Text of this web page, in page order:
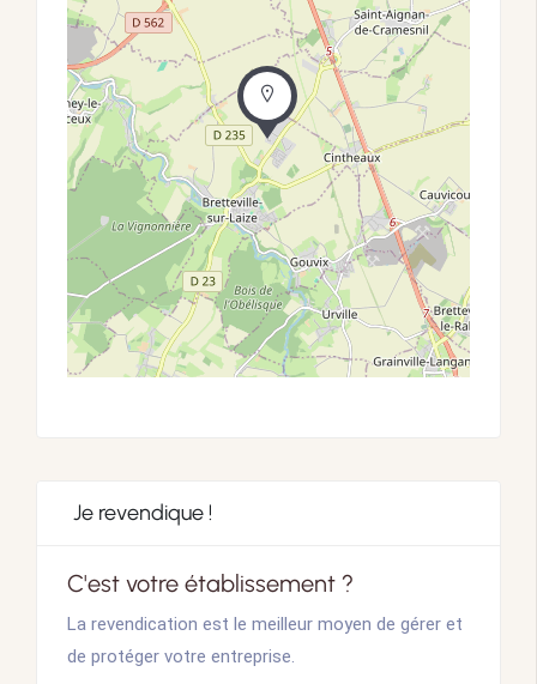
Je revendique !
C'est votre établissement ?
La revendication est le meilleur moyen de gérer et
de protéger votre entreprise.